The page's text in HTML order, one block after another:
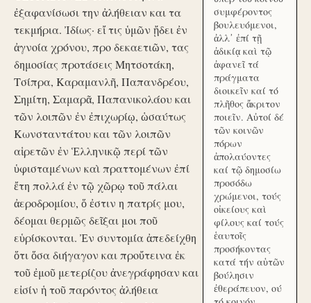
ἐξαφανίσωσι την ἀλήθειαν και τα
τεκμήρια. Ἰδίως· εἴ τις ὑμῶν ᾔδει ἐν
ἀγνοία χρόνου, προ δεκαετιῶν, τας
δημοσίας προτάσεις Μητσοτάκη,
Τσίπρα, Καραμανλῆ, Παπανδρέου,
Σημίτη, Σαμαρᾶ, Παπανικολάου και
τῶν λοιπῶν ἐν ἐπιχωρίῳ, ὡσαύτως
Κωνσταντάτου και τῶν λοιπῶν
αἱρετῶν ἐν Ἑλληνικῷ περί τῶν
ὑφισταμένων καὶ πραττομένων ἐπί
ἔτη πολλά ἐν τῷ χῶρῳ τοῦ πάλαι
ἀεροδρομίου, ὅ ἐστιν η πατρίς μου,
δέομαι θερμῶς δεῖξαι μοι ποῦ
εὑρίσκονται. Ἐν συντομία ἀπεδείχθη
ὅτι ὅσα διήγαγον και προὔτεινα ἐκ
τοῦ ἐμοῦ μετερίζου ἀνεγράφησαν και
εἰσίν ἡ τοῦ παρόντος ἀλήθεια
συμφέροντος
βουλευόμενοι,
ἀλλ᾽ ἐπί τῇ
ἀδικίᾳ καὶ τῷ
ἀφανεῖ τά
πράγματα
διοικεῖν καί τό
πλῆθος ἄκριτον
ποιεῖν. Αὐτοί δέ
τῶν κοινῶν
πόρων
ἀπολαύοντες
καί τῷ δημοσίω
προσόδω
χρώμενοι, τούς
οἰκείους καὶ
φίλους καί τούς
ἑαυτοῖς
προσήκοντας
κατά τήν αὑτῶν
βούλησιν
ἐθεράπευον, ού